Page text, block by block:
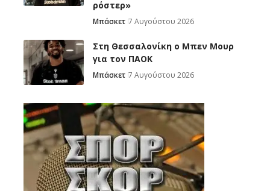
ρόστερ»
Μπάσκετ 7 Αυγούστου 2026
Στη Θεσσαλονίκη ο Μπεν Μουρ
για τον ΠΑΟΚ
Μπάσκετ 7 Αυγούστου 2026